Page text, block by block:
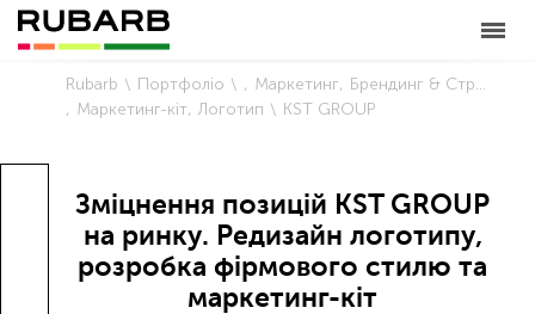
Rubarb Портфоліо Маркетинг
Брендинг & Стратегія
Маркетинг-кіт Логотип KST GROUP
Зміцнення позицій KST GROUP
на ринку. Редизайн логотипу,
розробка фірмового стилю та
маркетинг-кіт